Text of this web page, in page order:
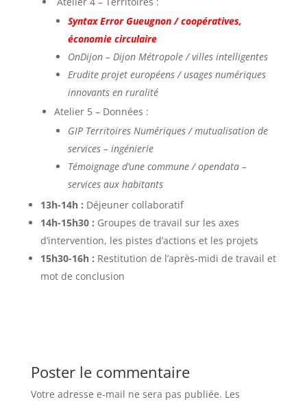
Syntax Error Gueugnon / coopératives,
économie circulaire
OnDijon – Dijon Métropole / villes intelligentes
Erudite projet européens / usages numériques
innovants en ruralité
Atelier 5 – Données :
GIP Territoires Numériques / mutualisation de
services – ingénierie
Témoignage d’une commune / opendata –
services aux habitants
13h-14h : Déjeuner collaboratif
14h-15h30 : Groupes de travail sur les axes
d’intervention, les pistes d’actions et les projets
15h30-16h : Restitution de l’après-midi de travail et
mot de conclusion
Poster le commentaire
Votre adresse e-mail ne sera pas publiée. Les